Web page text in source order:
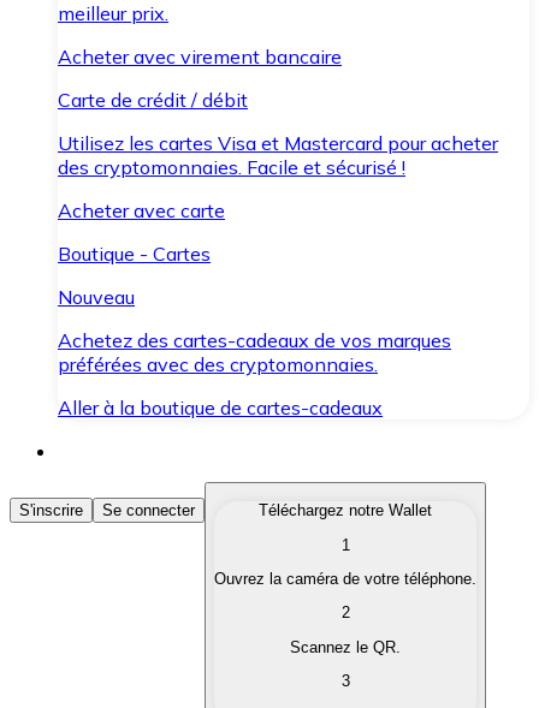
meilleur prix.
Acheter avec virement bancaire
Carte de crédit / débit
Utilisez les cartes Visa et Mastercard pour acheter
des cryptomonnaies. Facile et sécurisé !
Acheter avec carte
Boutique - Cartes
Nouveau
Achetez des cartes-cadeaux de vos marques
préférées avec des cryptomonnaies.
Aller à la boutique de cartes-cadeaux
Acheter des Cryptomonnaies
Achetez les cryptomonnaies qui vous intéressent
Convertissez vos cryptomonnaies en monnaie
S'inscrire Se connecter
Téléchargez notre Wallet
1
Ouvrez la caméra de votre téléphone.
2
Scannez le QR.
3